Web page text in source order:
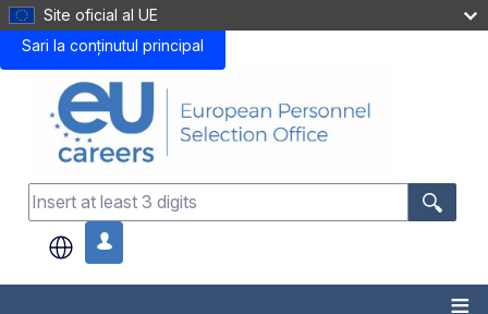
Sari la conținutul principal
Site oficial al UE
.